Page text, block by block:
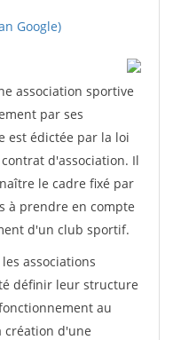
Google)
association sportive
par ses
est édictée par la loi
d'association. Il
le cadre fixé par
à prendre en compte
d'un club sportif.
associations
définir leur structure
au
création d'une